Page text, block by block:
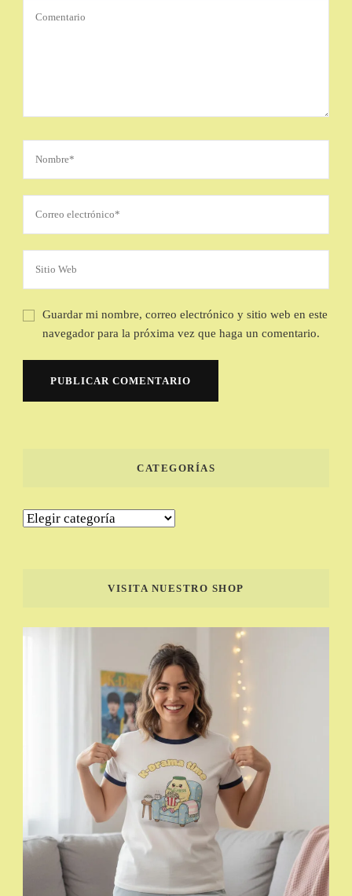
Guardar mi nombre, correo electrónico y sitio web en este
navegador para la próxima vez que haga un comentario.
CATEGORÍAS
Categorías
VISITA NUESTRO SHOP